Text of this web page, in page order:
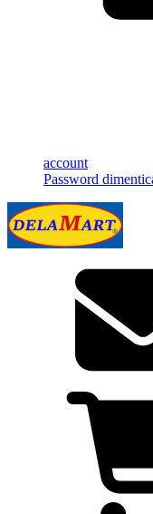
account
Password